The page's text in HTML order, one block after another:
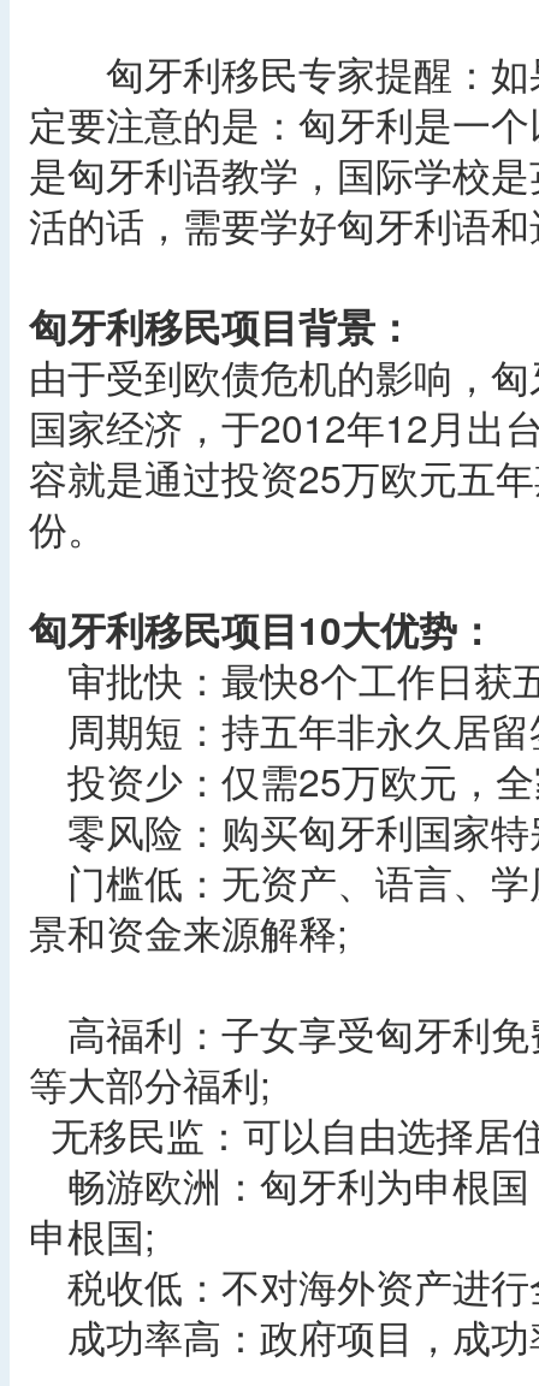
匈牙利移民专家提醒：如
定要注意的是：匈牙利是一
是匈牙利语教学，国际学校
活的话，需要学好匈牙利语
匈牙利移民项目背景：
由于受到欧债危机的影响，
国家经济，于2012年12月出
容就是通过投资25万欧元五
份。
匈牙利移民项目10大优势：
审批快：最快8个工作日获
周期短：持五年非永久居
投资少：仅需25万欧元，
零风险：购买匈牙利国家
门槛低：无资产、语言、
景和资金来源解释;
高福利：子女享受匈牙利
等大部分福利;
无移民监：可以自由选择居
畅游欧洲：匈牙利为申根
申根国;
税收低：不对海外资产进
成功率高：政府项目，成